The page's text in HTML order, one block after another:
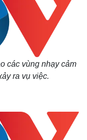
các vùng nhạy cảm
ra vụ việc.